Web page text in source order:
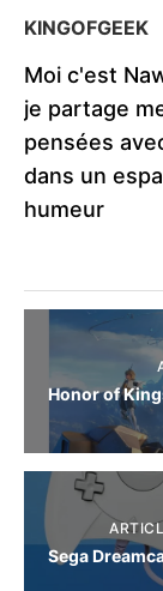
KINGOFGEEK
Moi c'est
je partage
pensées
dans un
humeur
Honor of
Sega